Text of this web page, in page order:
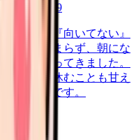
2026/6/9
れば』『向いてない』
と涙が止まらず、朝にな
らなくなってきました。
す。でも休むことも甘え
らないんです。